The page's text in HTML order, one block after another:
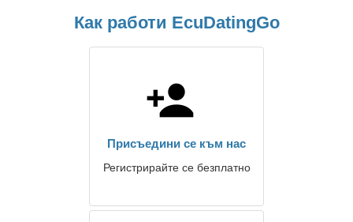
Как работи EcuDatingGo
Присъедини се към нас
Регистрирайте се безплатно